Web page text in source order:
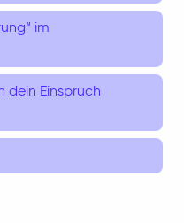
im
dein Einspruch